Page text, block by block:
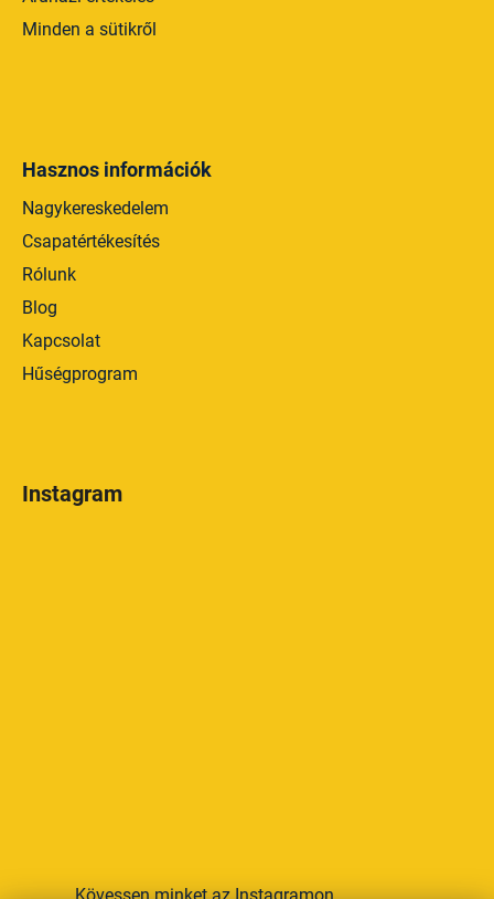
Minden a sütikről
Hasznos információk
Nagykereskedelem
Csapatértékesítés
Rólunk
Blog
Kapcsolat
Hűségprogram
Instagram